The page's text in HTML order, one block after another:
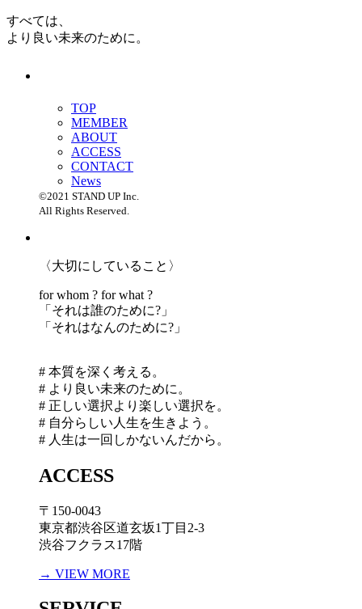
すべては、
より良い未来のために。
TOP
MEMBER
ABOUT
ACCESS
CONTACT
News
©2021 STAND UP Inc.
All Rights Reserved.
〈大切にしていること〉
for whom ? for what ?
「 それは誰のために?」
「 それはなんのために?」
# 本質を深く考える。
# より良い未来のために。
# 正しい選択より楽しい選択を。
# 自分らしい人生を生きよう。
# 人生は一回しかないんだから。
ACCESS
〒150-0043
東京都渋谷区道玄坂1丁目2-3
渋谷フクラス17階
→ VIEW MORE